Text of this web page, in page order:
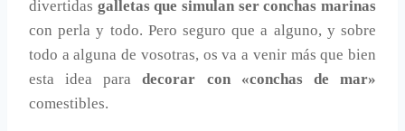
divertidas galletas que simulan ser conchas marinas
con perla y todo. Pero seguro que a alguno, y sobre
todo a alguna de vosotras, os va a venir más que bien
esta idea paradecorar con «conchas de mar»
comestibles.